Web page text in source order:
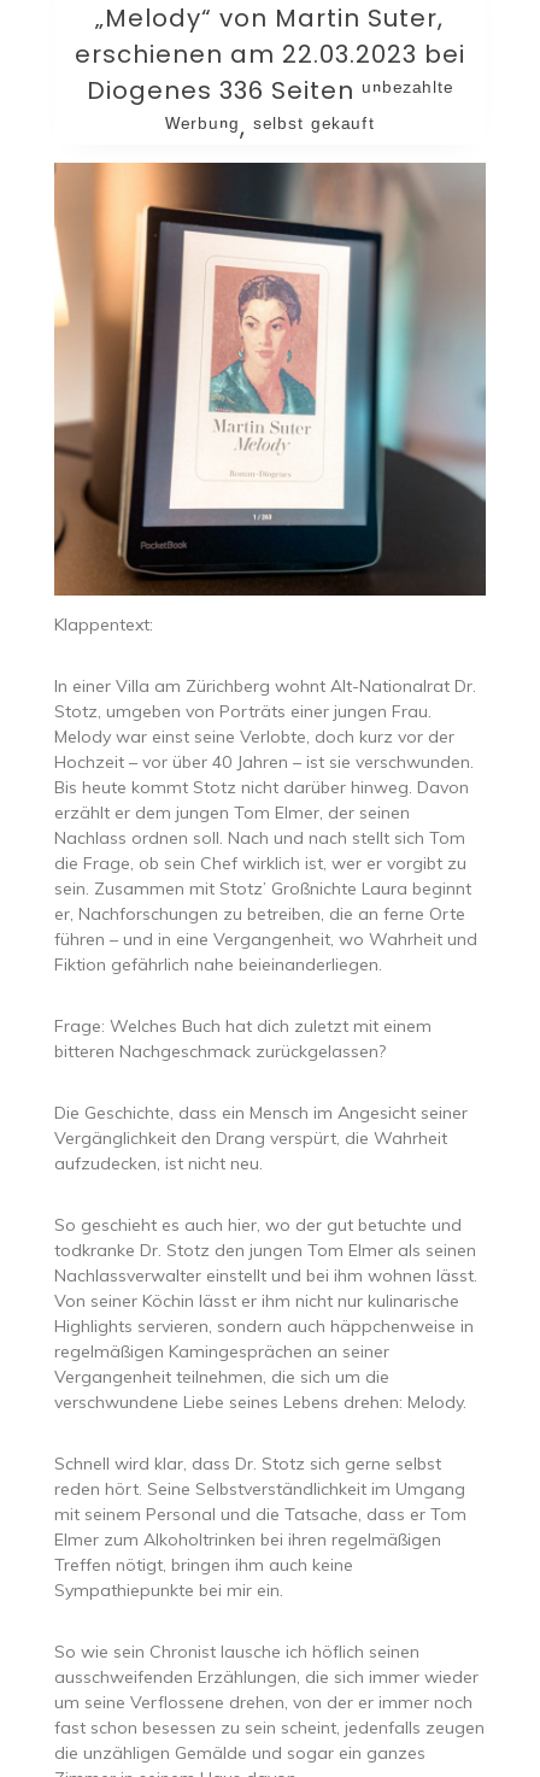
„Melody“ von Martin Suter,
erschienen am 22.03.2023 bei
Diogenes 336 Seiten ᵘⁿᵇᵉᶻᵃʰˡᵗᵉ
ᵂᵉʳᵇᵘⁿᵍ, ˢᵉˡᵇˢᵗ ᵍᵉᵏᵃᵘᶠᵗ
Klappentext:
In einer Villa am Zürichberg wohnt Alt-Nationalrat Dr.
Stotz, umgeben von Porträts einer jungen Frau.
Melody war einst seine Verlobte, doch kurz vor der
Hochzeit – vor über 40 Jahren – ist sie verschwunden.
Bis heute kommt Stotz nicht darüber hinweg. Davon
erzählt er dem jungen Tom Elmer, der seinen
Nachlass ordnen soll. Nach und nach stellt sich Tom
die Frage, ob sein Chef wirklich ist, wer er vorgibt zu
sein. Zusammen mit Stotz’ Großnichte Laura beginnt
er, Nachforschungen zu betreiben, die an ferne Orte
führen – und in eine Vergangenheit, wo Wahrheit und
Fiktion gefährlich nahe beieinanderliegen.
Frage: Welches Buch hat dich zuletzt mit einem
bitteren Nachgeschmack zurückgelassen?
Die Geschichte, dass ein Mensch im Angesicht seiner
Vergänglichkeit den Drang verspürt, die Wahrheit
aufzudecken, ist nicht neu.
So geschieht es auch hier, wo der gut betuchte und
todkranke Dr. Stotz den jungen Tom Elmer als seinen
Nachlassverwalter einstellt und bei ihm wohnen lässt.
Von seiner Köchin lässt er ihm nicht nur kulinarische
Highlights servieren, sondern auch häppchenweise in
regelmäßigen Kamingesprächen an seiner
Vergangenheit teilnehmen, die sich um die
verschwundene Liebe seines Lebens drehen: Melody.
Schnell wird klar, dass Dr. Stotz sich gerne selbst
reden hört. Seine Selbstverständlichkeit im Umgang
mit seinem Personal und die Tatsache, dass er Tom
Elmer zum Alkoholtrinken bei ihren regelmäßigen
Treffen nötigt, bringen ihm auch keine
Sympathiepunkte bei mir ein.
So wie sein Chronist lausche ich höflich seinen
ausschweifenden Erzählungen, die sich immer wieder
um seine Verflossene drehen, von der er immer noch
fast schon besessen zu sein scheint, jedenfalls zeugen
die unzähligen Gemälde und sogar ein ganzes